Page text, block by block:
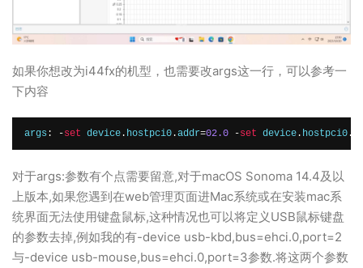
如果你想改为i44fx的机型，也需要改args这一行，可以参考一
下内容
args : -set device . hostpci0 .addr=02.0 -set device . hostpci0 .
对于args:参数有个点需要留意,对于macOS Sonoma 14.4及以
上版本,如果您遇到在web管理页面进Mac系统或在安装mac系
统界面无法使用键盘鼠标,这种情况也可以将定义USB鼠标键盘
的参数去掉,例如我的有-device usb-kbd,bus=ehci.0,port=2
与-device usb-mouse,bus=ehci.0,port=3参数.将这两个参数